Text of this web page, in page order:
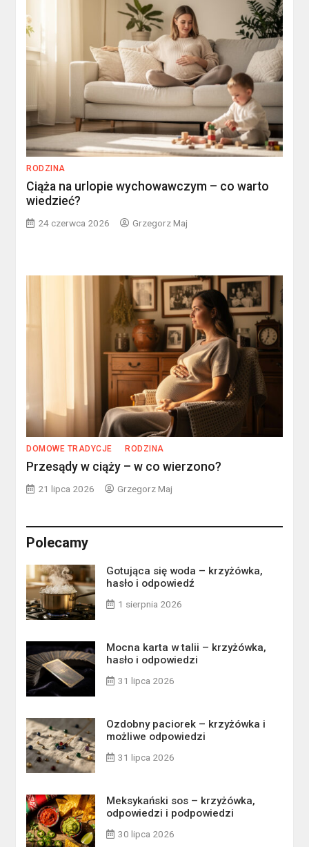
RODZINA
Ciąża na urlopie wychowawczym – co warto
wiedzieć?
24 czerwca 2026 Grzegorz Maj
DOMOWE TRADYCJE RODZINA
Przesądy w ciąży – w co wierzono?
21 lipca 2026 Grzegorz Maj
Polecamy
Gotująca się woda – krzyżówka,
hasło i odpowiedź
1 sierpnia 2026
Mocna karta w talii – krzyżówka,
hasło i odpowiedzi
31 lipca 2026
Ozdobny paciorek – krzyżówka i
możliwe odpowiedzi
31 lipca 2026
Meksykański sos – krzyżówka,
odpowiedzi i podpowiedzi
30 lipca 2026